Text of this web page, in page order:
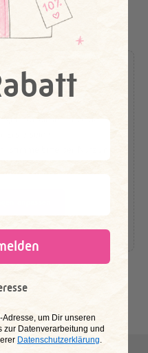
für dieses Produkt.
place
um Dir unseren
zur Datenverarbeitung und
Datenschutzerklärung.